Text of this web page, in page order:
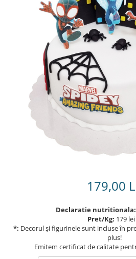
Torturi in frosting- crema pentru
Tortulețe 1.7 kg - 2 kg
179,00
Declaratie nutritionala:
Pret/Kg: 179 lei
*: Decorul și figurinele sunt incluse în
plus!
Emitem certificat de calitate